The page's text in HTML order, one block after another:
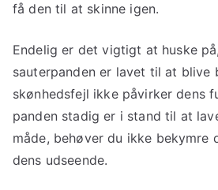
få den til at skinne igen.
Endelig er det vigtigt at huske
sauterpanden er lavet til at blive
skønhedsfejl ikke påvirker dens
panden stadig er i stand til at
måde, behøver du ikke bekymre
dens udseende.